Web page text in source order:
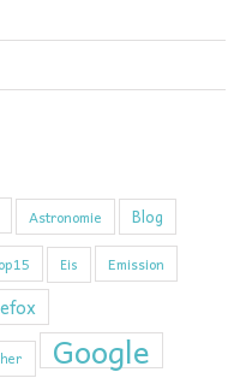
Astronomie Blog
Eis
Emission
Google